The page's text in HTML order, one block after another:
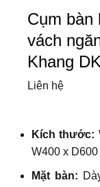
Cụm bàn
vách
Khang
Liên hệ
Kích thước:
W400 x
Mặt bàn: